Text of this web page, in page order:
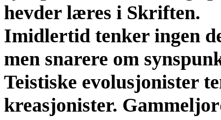
hevder læres i Skriften.
Imidlertid tenker ingen
men snarere om
Teistiske evolusjonister
kreasjonister.